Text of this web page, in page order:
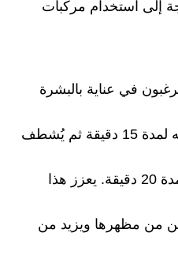
إلى استخدام مركبات
في عناية بالبشرة
واحدة من أسهل الوصفات هي ماسك العسل والليمون، حيث يُخلط ملعقة من العسل الطبيعي مع بضع نقاط من عصير الليمون. يطبّق الماسك على الوجه لمدة 15 دقيقة ثم يُشطف
كما يمكن استخدام ماسك الزبادي مع الشوفان، فتُخلط ملعقة كبيرة من الزبادي الطبيعي مع ملعقة من الشوفان المطحون ويوضع الخليط على البشرة لمدة 20 دقيقة. يعزز هذا
من مظهرها ويزيد من